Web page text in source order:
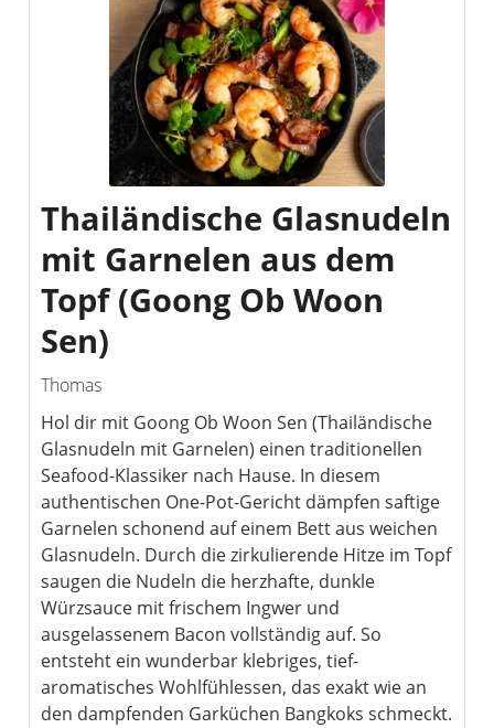
Thailändische Glasnudeln
mit Garnelen aus dem
Topf (Goong Ob Woon
Sen)
Thomas
Hol dir mit Goong Ob Woon Sen (Thailändische
Glasnudeln mit Garnelen) einen traditionellen
Seafood-Klassiker nach Hause. In diesem
authentischen One-Pot-Gericht dämpfen saftige
Garnelen schonend auf einem Bett aus weichen
Glasnudeln. Durch die zirkulierende Hitze im Topf
saugen die Nudeln die herzhafte, dunkle
Würzsauce mit frischem Ingwer und
ausgelassenem Bacon vollständig auf. So
entsteht ein wunderbar klebriges, tief-
aromatisches Wohlfühlessen, das exakt wie an
den dampfenden Garküchen Bangkoks schmeckt.